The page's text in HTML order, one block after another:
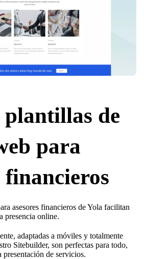
de
para
financieros
asesores financieros de Yola facilitan
presencia online.
adaptadas a móviles y totalmente
Sitebuilder, son perfectas para todo,
presentación de servicios.